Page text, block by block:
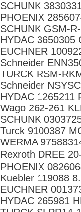
SCHUNK
PHOENIX
SCHUNK GSM-
HYDAC 3650305
EUCHNER
Schneider
TURCK RSM-
Schneider
HYDAC 1265211
Wago 262-261
SCHUNK
Turck 9100387
WERMA
Rexroth DREE
PHOENIX
Kuebler 119088
EUCHNER
HYDAC 265981